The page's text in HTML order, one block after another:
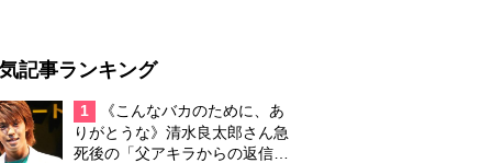
記事ランキング
1
《こんなバカのために、あ
りがとうな》清水良太郎さん急
死後の「父アキラからの返信」